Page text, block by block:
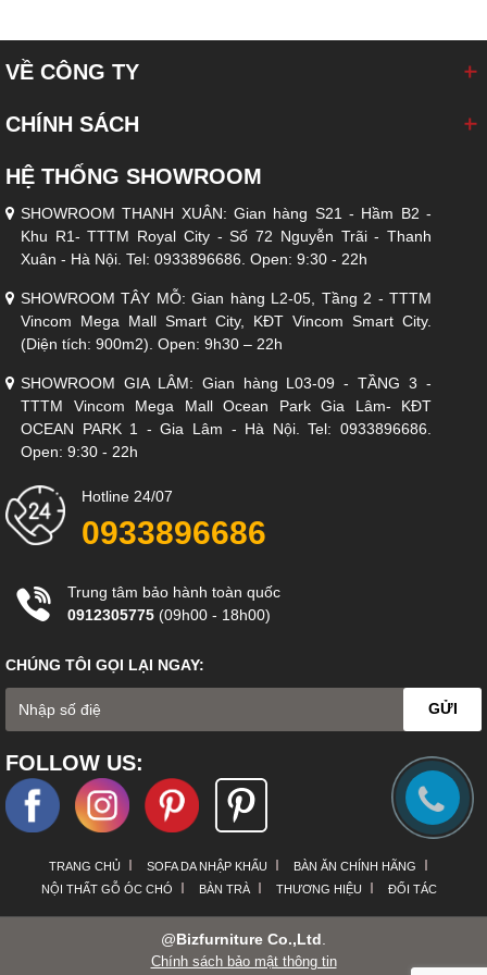
rộng 750mm
Màu Sắc:Có sẵn 3 màu: Màu Xanh Dark Blue hoặc màu
đỏ hoặc màu Ánh Đồng Tobacco
Bảo Hành:Sản phẩm được bảo hành cho 5 năm cho phần
khung & 1 năm cho phần da.
VỀ CÔNG TY
CHÍNH SÁCH
HỆ THỐNG SHOWROOM
SHOWROOM THANH XUÂN: Gian hàng S21 - Hầm B2 -
Khu R1- TTTM Royal City - Số 72 Nguyễn Trãi - Thanh
Xuân - Hà Nội. Tel: 0933896686. Open: 9:30 - 22h
SHOWROOM TÂY MỖ: Gian hàng L2-05, Tầng 2 - TTTM
Vincom Mega Mall Smart City, KĐT Vincom Smart City.
(Diện tích: 900m2). Open: 9h30 – 22h
SHOWROOM GIA LÂM: Gian hàng L03-09 - TẦNG 3 -
TTTM Vincom Mega Mall Ocean Park Gia Lâm- KĐT
OCEAN PARK 1 - Gia Lâm - Hà Nội. Tel: 0933896686.
Open: 9:30 - 22h
Hotline 24/07
0933896686
Trung tâm bảo hành toàn quốc
0912305775 (09h00 - 18h00)
CHÚNG TÔI GỌI LẠI NGAY:
GỬI
FOLLOW US:
TRANG CHỦ SOFA DA NHẬP KHẨU
BÀN ĂN CHÍNH HÃNG
NỘI THẤT GỖ ÓC CHÓ
BÀN TRÀ THƯƠNG HIỆU ĐỐI TÁC
@Bizfurniture Co.,Ltd
Chính sách bảo mật thông tin